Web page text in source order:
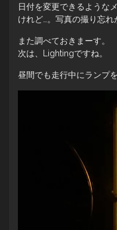
日付を変更できるような
けれど…。写真の撮り忘れ
また調べておきまーす。
次は、Lightingですね。
昼間でも走行中にランプ